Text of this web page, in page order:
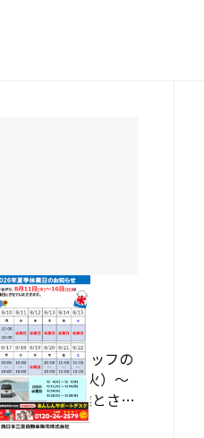
ご案内☆
ショップスタッフの
８月11日（火）～
まで夏季休業とさせ
休明けの８月18